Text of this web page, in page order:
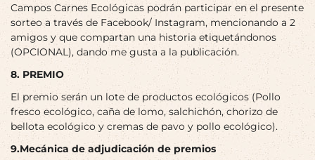
Campos Carnes Ecológicas podrán participar en el presente
sorteo a través de Facebook/ Instagram, mencionando a 2
amigos y que compartan una historia etiquetándonos
(OPCIONAL), dando me gusta a la publicación.
8. PREMIO
El premio serán un lote de productos ecológicos (Pollo
fresco ecológico, caña de lomo, salchichón, chorizo de
bellota ecológico y cremas de pavo y pollo ecológico).
9.Mecánica de adjudicación de premios